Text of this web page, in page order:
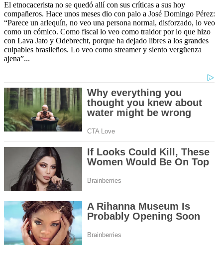
El etnocacerista no se quedó allí con sus críticas a sus hoy
compañeros. Hace unos meses dio con palo a José Domingo Pérez:
“Parece un arlequín, no veo una persona normal, disforzado, lo veo
como un cómico. Como fiscal lo veo como traidor por lo que hizo
con Lava Jato y Odebrecht, porque ha dejado libres a los grandes
culpables brasileños. Lo veo como streamer y siento vergüenza
ajena”...